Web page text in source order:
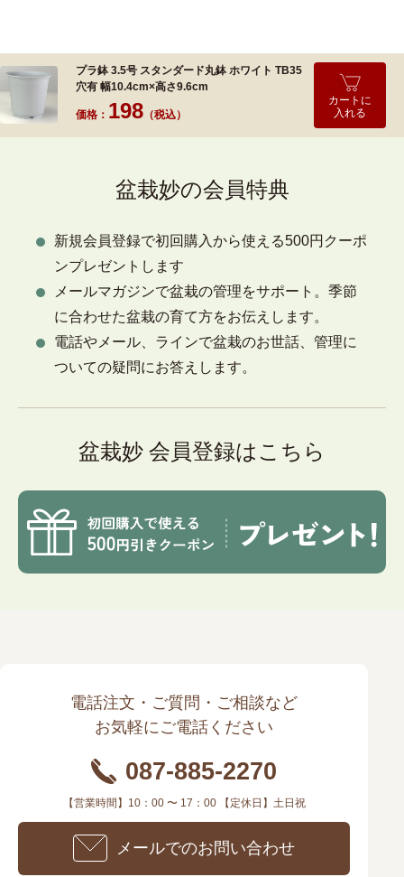
プラ鉢 3.5号 スタンダード丸鉢 ホワイト TB35
穴有 幅10.4cm×高さ9.6cm
価格： 198 （税込）
カートに
入れる
盆栽妙の会員特典
新規会員登録で初回購入から使える500円クーポ
ンプレゼントします
メールマガジンで盆栽の管理をサポート。季節
に合わせた盆栽の育て方をお伝えします。
電話やメール、ラインで盆栽のお世話、管理に
ついての疑問にお答えします。
盆栽妙 会員登録はこちら
電話注文・ご質問・ご相談など
お気軽にご電話ください
087-885-2270
【営業時間】10：00 〜 17：00 【定休日】土日祝
メールでのお問い合わせ